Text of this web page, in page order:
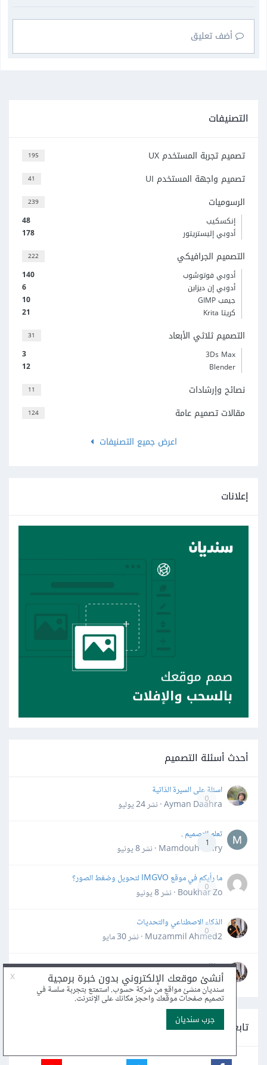
أضف تعليق
التصنيفات
195 تصميم تجربة المستخدم UX
41 تصميم واجهة المستخدم UI
239 الرسوميات
48
إنكسكيب
178
أدوبي إليستريتور
222 التصميم الجرافيكي
140
أدوبي فوتوشوب
6
أدوبي إن ديزاين
10
جيمب GIMP
21
كريتا Krita
31 التصميم ثلاثي الأبعاد
3
3Ds Max
12
Blender
11 نصائح وإرشادات
124
مقالات تصميم عامة
اعرض جميع التصنيفات
إعلانات
أحدث أسئلة التصميم
0
اسئلة على السيرة الذاتية
Ayman Daahra · نشر
24 يوليو
1
تعلم التصميم .
Mamdouh Khiry · نشر
8 يونيو
0
ما رأيكم في موقع IMGVO لتحويل وضغط الصور؟
Boukhar Zo · نشر
8 يونيو
0
الذكاء الاصطناعي والتحديات
Muzammil Ahmed2 · نشر
30 مايو
سؤال تصميمي
Muzammil Ahmed2 · نشر
30 مايو
تابعنا على